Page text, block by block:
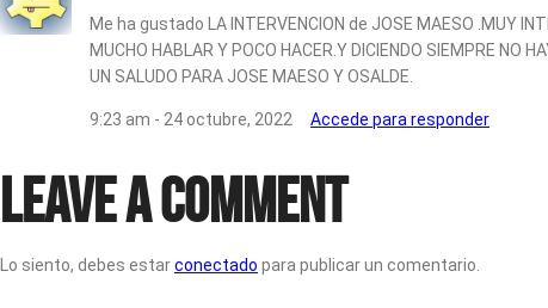
Me ha gustado LA INTERVENCION de JOSE MAESO .MUY
MUCHO HABLAR Y POCO HACER.Y DICIENDO SIEMPRE NO
UN SALUDO PARA JOSE MAESO Y OSALDE.
9:23 am - 24 octubre, 2022 Accede para responder
Leave a Comment
Lo siento, debes estarconectado para publicar un comentario.